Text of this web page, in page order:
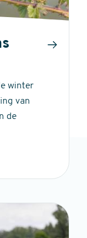
winter
van
de